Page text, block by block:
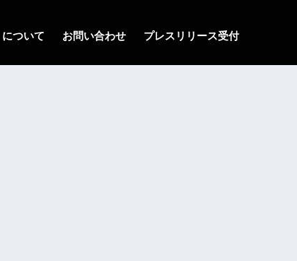
ついて お問い合わせ プレスリリース受付